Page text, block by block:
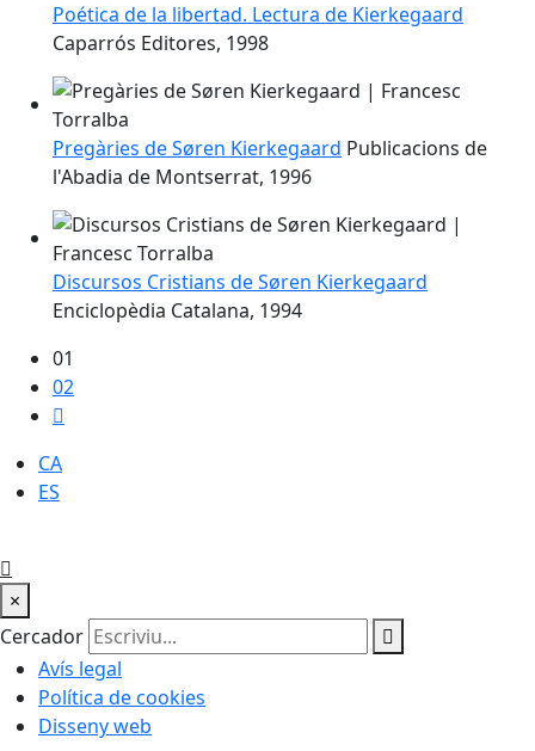
Poética de la libertad. Lectura de Kierkegaard
Caparrós Editores, 1998
Pregàries de Søren Kierkegaard Publicacions de
l'Abadia de Montserrat, 1996
Discursos Cristians de Søren Kierkegaard
Enciclopèdia Catalana, 1994
01
02
CA
ES
×
Cercador
Avís legal
Política de cookies
Disseny web